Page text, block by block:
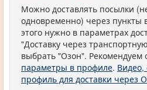
Можно доставлять посылки
одновременно) через пункты
этого нужно в параметрах
"Доставку через
выбрать "Озон". Рекомендуем
параметры в профиле. Видео,
профиль для доставки через